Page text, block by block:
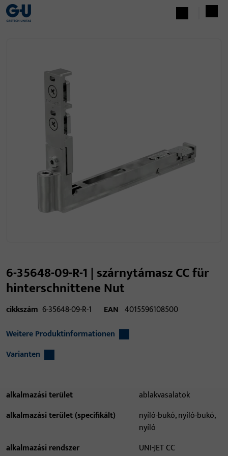
6-35648-09-R-1 | szárnytámasz CC für
hinterschnittene Nut
cikkszám 6-35648-09-R-1 EAN 4015596108500
Weitere Produktinformationen
Varianten
alkalmazási terület
ablakvasalatok
alkalmazási terület (specifikált)
nyíló-bukó, nyíló-bukó,
nyíló
alkalmazási rendszer
UNI-JET CC